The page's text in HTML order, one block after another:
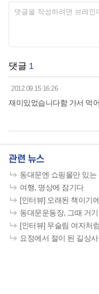
댓글 1
2012.09.15 16:26
재미있었습니다함 가서 먹
관련 뉴스
동대문엔 쇼핑몰만 있는
여행, 명상에 잠기다
[인터뷰] 오래된 책이기
동대문운동장, 그때 거
[인터뷰] 무슬림 여자처
요정에서 절이 된 길상